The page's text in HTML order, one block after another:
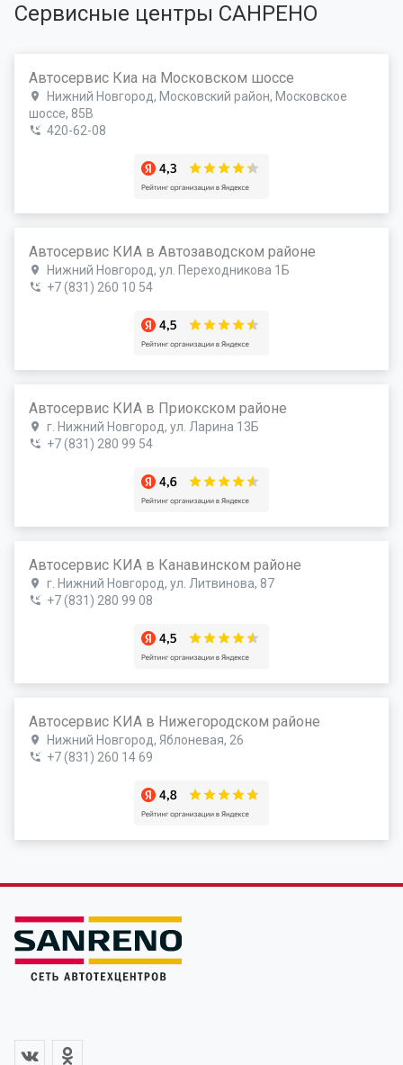
Сервисные центры САНРЕНО
Автосервис Киа на Московском шоссе
Нижний Новгород, Московский район, Московское
шоссе, 85В
420-62-08
Автосервис КИА в Автозаводском районе
Нижний Новгород, ул. Переходникова 1Б
+7 (831) 260 10 54
Автосервис КИА в Приокском районе
г. Нижний Новгород, ул. Ларина 13Б
+7 (831) 280 99 54
Автосервис КИА в Канавинском районе
г. Нижний Новгород, ул. Литвинова, 87
+7 (831) 280 99 08
Автосервис КИА в Нижегородском районе
Нижний Новгород, Яблоневая, 26
+7 (831) 260 14 69